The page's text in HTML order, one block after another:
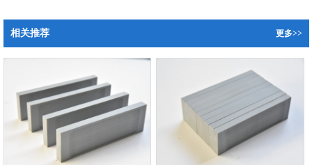
相关推荐 更多>>